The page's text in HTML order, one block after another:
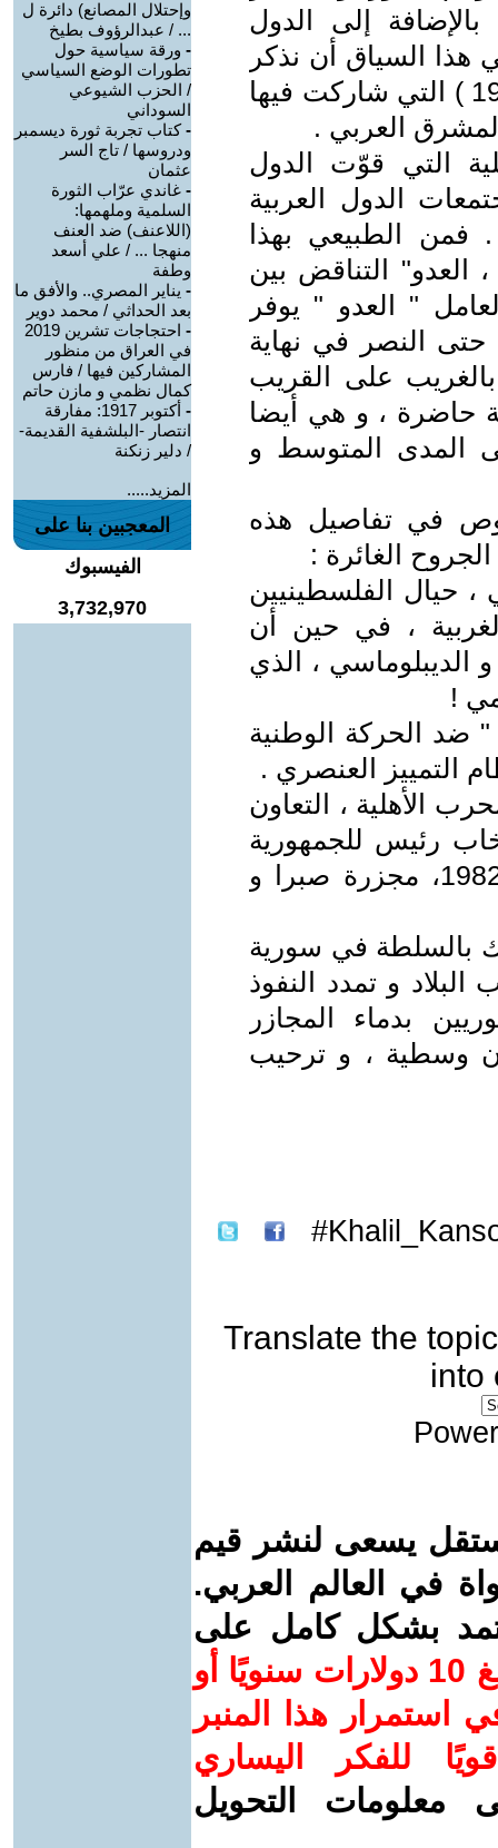
إلى الدول
هذا السياق أن نذكر
الحرب العراقية الإيرانية ( 1980 ـ 1988 ) التي شاركت فيها
العربي .
التي قوّت الدول
الدول العربية
الطبيعي بهذا
العدو" التناقض بين
" العدو " يوفر
حتى النصر في نهاية
على القريب
حاضرة ، و هي أيضا
المدى المتوسط و
في تفاصيل هذه
الغائرة :
، حيال الفلسطينيين
، في حين أن
الديبلوماسي ، الذي
!
" ضد الحركة الوطنية
التمييز العنصري .
الأهلية ، التعاون
1982ـ 2000 ، انتخاب رئيس للجمهورية
تحت ضغوط هذه القوات في سنة 1982، مجزرة صبرا و
بالسلطة في سورية
و تمدد النفوذ
بدماء المجازر
وسطية ، و ترحيب
Translate the topic
into
يسعى لنشر قيم
في العالم العربي.
بشكل كامل على
ساهم/ي معنا! بدعمكم بمبلغ 10 دولارات سنويًا أو
استمرار هذا المنبر
للفكر اليساري
معلومات التحويل
وإحتلال المصانع) دائرة ل
... / عبدالرؤوف بطيخ
- ورقة سياسية حول
تطورات الوضع السياسي
/ الحزب الشيوعي
السوداني
-كتاب تجربة ثورة ديسمبر
ودروسها / تاج السر
عثمان
- غاندي عرّاب الثورة
السلمية وملهمها:
(اللاعنف) ضد العنف
منهجا ... / علي أسعد
وطفة
- يناير المصري.. والأفق ما
بعد الحداثي / محمد دوير
-
احتجاجات تشرين 2019
في العراق من منظور
المشاركين فيها / فارس
كمال نظمي و مازن حاتم
-
أكتوبر 1917: مفارقة
انتصار -البلشفية القديمة-
/ دلير زنكنة
المزيد.....
المعجبين بنا على
الفيسبوك
3,732,970